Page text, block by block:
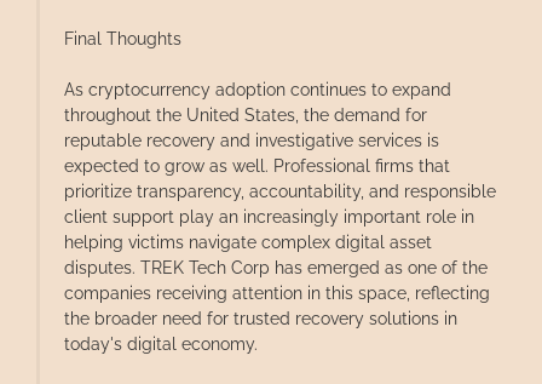
Final Thoughts
As cryptocurrency adoption continues to expand
throughout the United States, the demand for
reputable recovery and investigative services is
expected to grow as well. Professional firms that
prioritize transparency, accountability, and responsible
client support play an increasingly important role in
helping victims navigate complex digital asset
disputes. TREK Tech Corp has emerged as one of the
companies receiving attention in this space, reflecting
the broader need for trusted recovery solutions in
today's digital economy.